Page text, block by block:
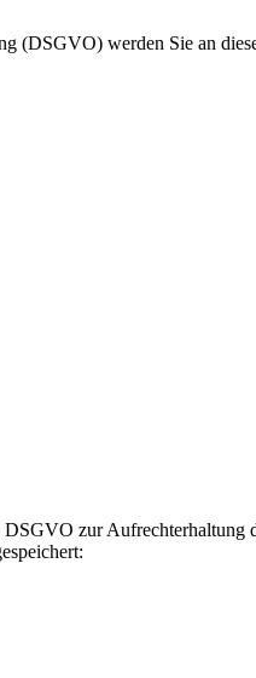
(DSGVO) werden Sie an
zur